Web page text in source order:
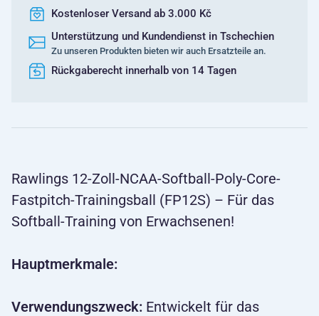
Kostenloser Versand ab 3.000 Kč
Unterstützung und Kundendienst in Tschechien
Zu unseren Produkten bieten wir auch Ersatzteile an.
Rückgaberecht innerhalb von 14 Tagen
Rawlings 12-Zoll-NCAA-Softball-Poly-Core-
Fastpitch-Trainingsball (FP12S) – Für das
Softball-Training von Erwachsenen!
Hauptmerkmale:
Verwendungszweck: Entwickelt für das